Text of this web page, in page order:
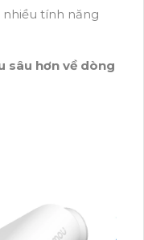
tính năng
sâu hơn về dòng